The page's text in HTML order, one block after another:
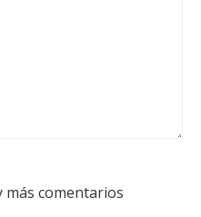
más comentarios